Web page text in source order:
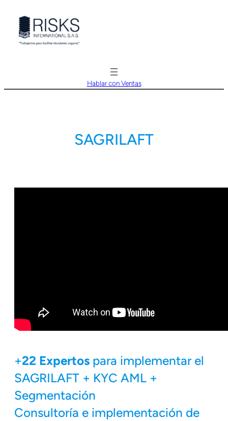
contenido
Hablar con Ventas
SAGRILAFT
+22 Expertos para implementar el
SAGRILAFT + KYC AML +
Segmentación
Consultoría e implementación de